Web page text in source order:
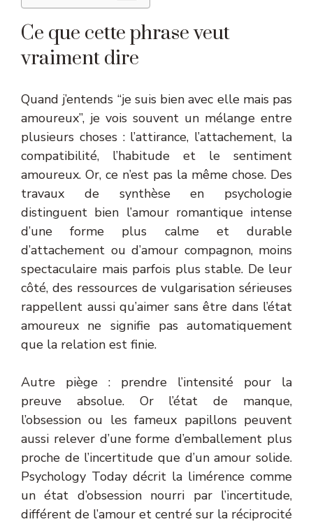
Ce que cette phrase veut
vraiment dire
Quand j’entends “je suis bien avec elle mais pas
amoureux”, je vois souvent un mélange entre
plusieurs choses : l’attirance, l’attachement, la
compatibilité, l’habitude et le sentiment
amoureux. Or, ce n’est pas la même chose. Des
travaux de synthèse en psychologie
distinguent bien l’amour romantique intense
d’une forme plus calme et durable
d’attachement ou d’amour compagnon, moins
spectaculaire mais parfois plus stable. De leur
côté, des ressources de vulgarisation sérieuses
rappellent aussi qu’aimer sans être dans l’état
amoureux ne signifie pas automatiquement
que la relation est finie.
Autre piège : prendre l’intensité pour la
preuve absolue. Or l’état de manque,
l’obsession ou les fameux papillons peuvent
aussi relever d’une forme d’emballement plus
proche de l’incertitude que d’un amour solide.
Psychology Today décrit la limérence comme
un état d’obsession nourri par l’incertitude,
différent de l’amour et centré sur la réciprocité